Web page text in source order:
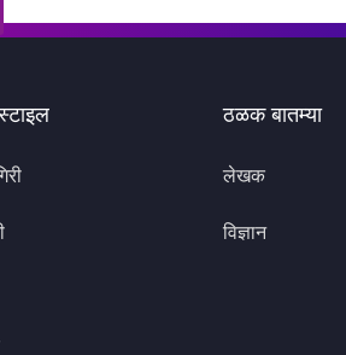
ठळक बातम्या
लेखक
विज्ञान